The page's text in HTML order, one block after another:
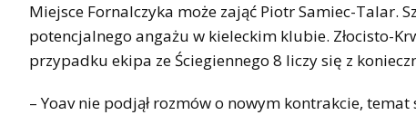
Miejsce Fornalczyka może zająć Piotr Samiec-Talar.
potencjalnego angażu w kieleckim klubie. Złocisto-
przypadku ekipa ze Ściegiennego 8 liczy się z
– Yoav nie podjął rozmów o nowym kontrakcie,